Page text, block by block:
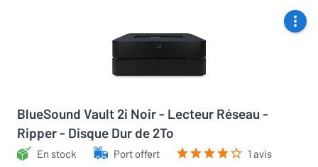
BlueSound Vault 2i Noir - Lecteur Réseau -
Ripper - Disque Dur de 2To
En stock Port offert
1 avis